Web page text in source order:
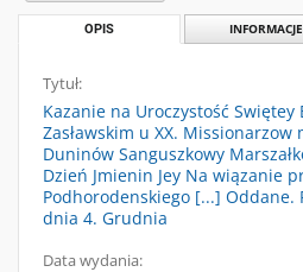
OPIS INFORMACJE
Tytuł:
Kazanie na Uroczystość Swiętey
Zasławskim u XX.
Duninów Sanguszkowy
Dzień Jmienin Jey Na wiązanie
Podhorodenskiego [...] Oddane.
dnia 4. Grudnia
Data wydania: